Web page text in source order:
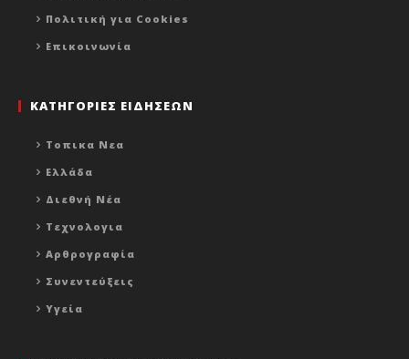
Πολιτική για Cookies
Επικοινωνία
ΚΑΤΗΓΟΡΙΕΣ ΕΙΔΗΣΕΩΝ
Τοπικα Νεα
Ελλάδα
Διεθνή Νέα
Τεχνολογια
Αρθρογραφία
Συνεντεύξεις
Υγεία